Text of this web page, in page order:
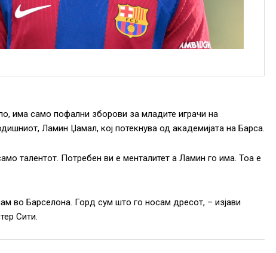
има само пофални зборови за младите играчи на
Ламин Џамал, кој потекнува од академијата на Барса.
талентот. Потребен ви е менталитет а Ламин го има. Тоа е
во Барселона. Горд сум што го носам дресот, – изјави
Сити.